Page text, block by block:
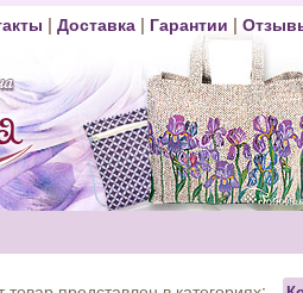
| Доставка| Гарантии |